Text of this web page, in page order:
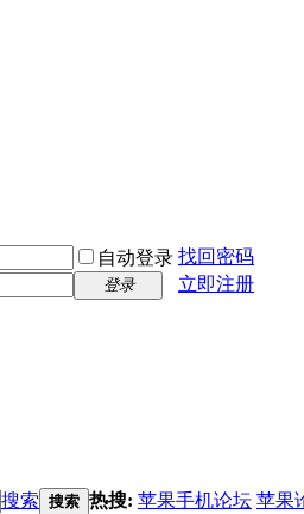
自动登录 找回密码
登录
立即注册
搜索 搜索 热搜: 苹果手机论坛 苹果